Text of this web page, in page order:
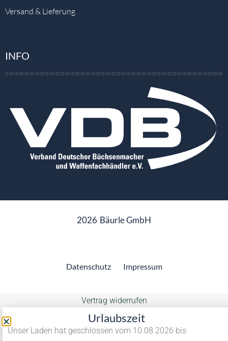
Versand & Lieferung
INFO
2026 Bäurle GmbH
Datenschutz Impressum
Vertrag widerrufen
Urlaubszeit
Unser Laden hat geschlossen vom 10.08.2026 bis